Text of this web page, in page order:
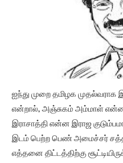
ஐந்து முறை தமிழக முதல்வராக
என்றால், அஞ்சுகம் அம்மாள்
இராசாத்தி என்ன இராஜ
இடம் பெற்ற பெண் அமைச்சர்
எத்தனை திட்டத்திற்கு